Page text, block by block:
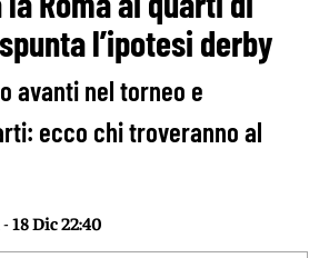
l’ipotesi derby
avanti nel torneo e
ecco chi troveranno al
-18 Dic 22:40